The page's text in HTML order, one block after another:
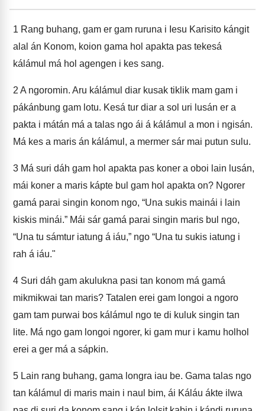
1 Rang buhang, gam er gam ruruna i Iesu Karisito kángit
alal án Konom, koion gama hol apakta pas tekesá
kálámul má hol agengen i kes sang.
2 A ngoromin. Aru kálámul diar kusak tiklik mam gam i
pákánbung gam lotu. Kesá tur diar a sol uri lusán er a
pakta i mátán má a talas ngo ái á kálámul a mon i ngisán.
Má kes a maris án kálámul, a mermer sár mai putun sulu.
3 Má suri dáh gam hol apakta pas koner a oboi lain lusán,
mái koner a maris kápte bul gam hol apakta on? Ngorer
gamá parai singin konom ngo, “Una sukis mainái i lain
kiskis minái.” Mái sár gamá parai singin maris bul ngo,
“Una tu sámtur iatung á iáu,” ngo “Una tu sukis iatung i
rah á iáu."
4 Suri dáh gam akulukna pasi tan konom má gamá
mikmikwai tan maris? Tatalen erei gam longoi a ngoro
gam tam purwai bos kálámul ngo te di kuluk singin tan
lite. Má ngo gam longoi ngorer, ki gam mur i kamu holhol
erei a ger má a sápkin.
5 Lain rang buhang, gama longra iau be. Gama talas ngo
tan kálámul di maris main i naul bim, ái Káláu ákte ilwa